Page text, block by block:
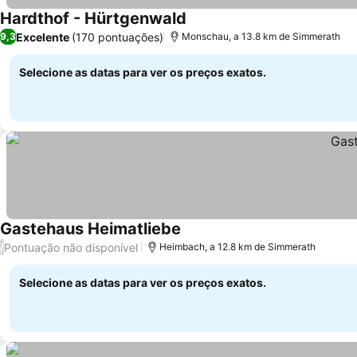
Hardthof - Hürtgenwald
9,3Excelente (170 pontuações) Monschau, a 13.8 km de Simmerath
Selecione as datas para ver os preços exatos.
Gastehaus Heimatliebe
/Pontuação não disponível Heimbach, a 12.8 km de Simmerath
Selecione as datas para ver os preços exatos.